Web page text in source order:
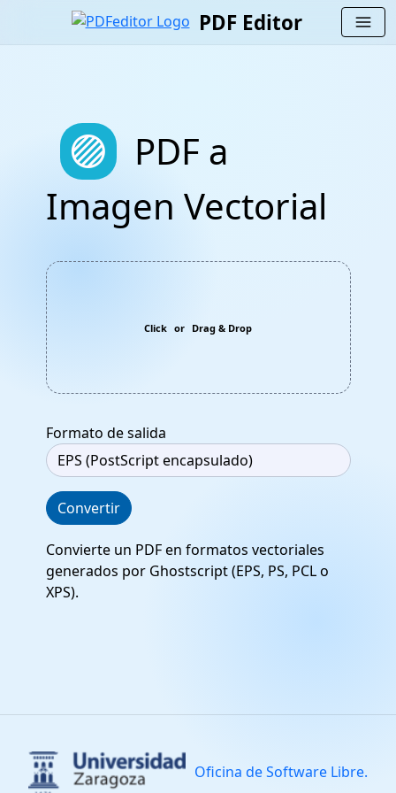
PDF Editor menu
stroke_full
PDF a
Imagen Vectorial
Click or Drag & Drop
Formato de salida
Convertir
Convierte un PDF en formatos vectoriales
generados por Ghostscript (EPS, PS, PCL o
XPS).
Oficina de Software Libre.